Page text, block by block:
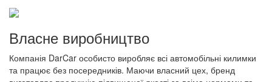
Власне виробництво
Компанія DarCar особисто виробляє всі автомобільні килимки
та працює без посередників. Маючи власний цех, бренд